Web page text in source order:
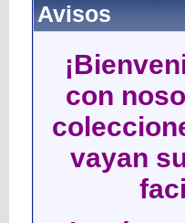
Avisos
con
vayan